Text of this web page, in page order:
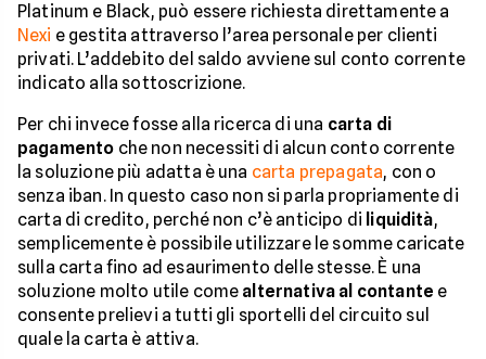
Platinum e Black, può essere richiesta direttamente a
Nexi e gestita attraverso l’area personale per clienti
privati. L’addebito del saldo avviene sul conto corrente
indicato alla sottoscrizione.
Per chi invece fosse alla ricerca di una carta di
pagamento che non necessiti di alcun conto corrente
la soluzione più adatta è una carta prepagata, con o
senza iban. In questo caso non si parla propriamente di
carta di credito, perché non c’è anticipo di liquidità,
semplicemente è possibile utilizzare le somme caricate
sulla carta fino ad esaurimento delle stesse. È una
soluzione molto utile come alternativa al contante e
consente prelievi a tutti gli sportelli del circuito sul
quale la carta è attiva.